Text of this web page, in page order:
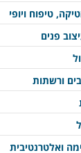
טיפוח ויופי
פנים
ורשתות
ואלטרנטיבית